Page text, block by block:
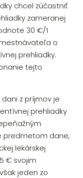
chcel zúčastniť
zameranej
30 €/1
o
prehliadky.
tejto
z príjmov je
prehliadky
predmetom dane,
lekárskej
€ svojim
jeden zo